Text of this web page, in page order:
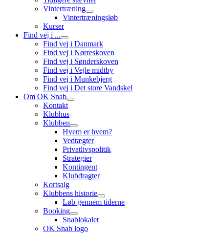
Vintertræning
Vintertræningsløb
Kurser
Find vej i ...
Find vej i Danmark
Find vej i Nørreskoven
Find vej i Sønderskoven
Find vej i Vejle midtby
Find vej i Munkebjerg
Find vej i Det store Vandskel
Om OK Snab
Kontakt
Klubhus
Klubben
Hvem er hvem?
Vedtægter
Privatlivspolitik
Strategier
Kontingent
Klubdragter
Kortsalg
Klubbens historie
Løb gennem tiderne
Booking
Snablokalet
OK Snab logo